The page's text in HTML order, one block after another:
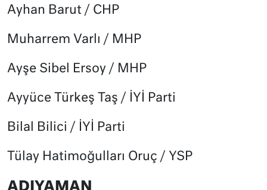
Ayhan Barut / CHP
Muharrem Varlı / MHP
Ayşe Sibel Ersoy / MHP
Ayyüce Türkeş Taş / İYİ Parti
Bilal Bilici / İYİ Parti
Tülay Hatimoğulları Oruç / YSP